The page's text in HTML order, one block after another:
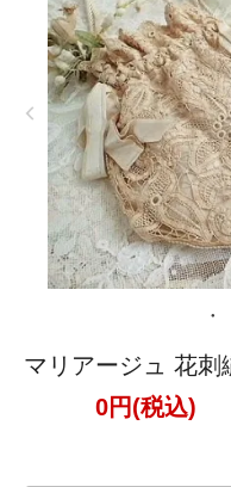
マリアージュ 花刺
0円(税込)